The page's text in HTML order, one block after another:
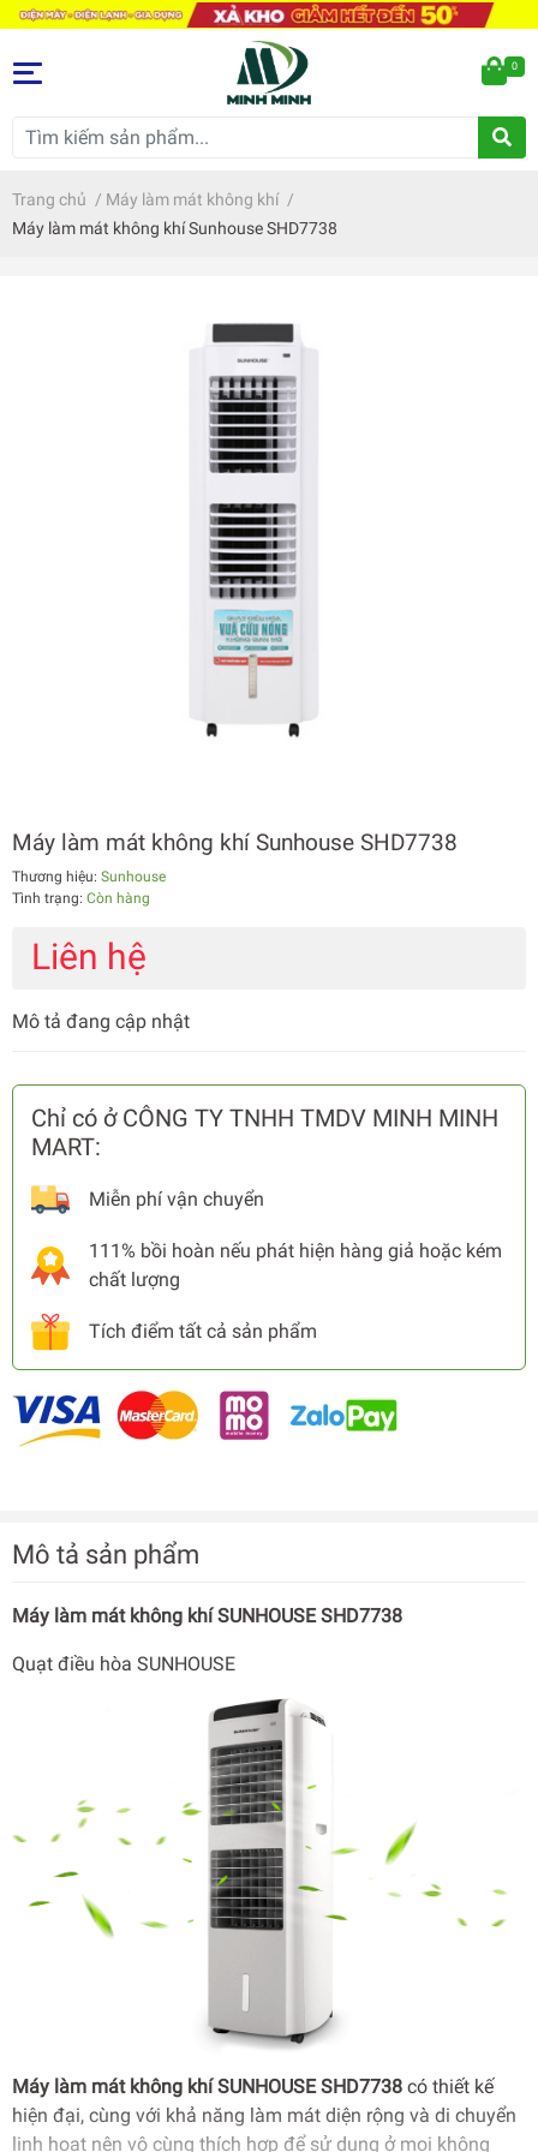
0
Trang chủ / Máy làm mát không khí /
Máy làm mát không khí Sunhouse SHD7738
Máy làm mát không khí Sunhouse SHD7738
Thương hiệu: Sunhouse
Tình trạng: Còn hàng
Liên hệ
Mô tả đang cập nhật
Chỉ có ở CÔNG TY TNHH TMDV MINH MINH
MART:
Miễn phí vận chuyển
111% bồi hoàn nếu phát hiện hàng giả hoặc kém
chất lượng
Tích điểm tất cả sản phẩm
Mô tả sản phẩm
Máy làm mát không khí SUNHOUSE SHD7738
Quạt điều hòa SUNHOUSE
Máy làm mát không khí SUNHOUSE SHD7738 có thiết kế
hiện đại, cùng với khả năng làm mát diện rộng và di chuyển
linh hoạt nên vô cùng thích hợp để sử dụng ở mọi không